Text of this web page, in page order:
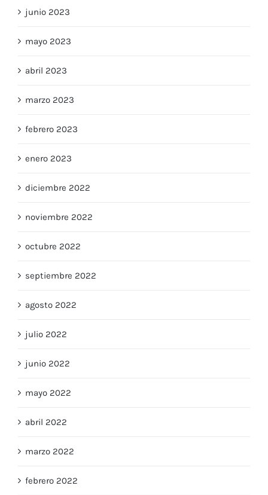
junio 2023
mayo 2023
abril 2023
marzo 2023
febrero 2023
enero 2023
diciembre 2022
noviembre 2022
octubre 2022
septiembre 2022
agosto 2022
julio 2022
junio 2022
mayo 2022
abril 2022
marzo 2022
febrero 2022